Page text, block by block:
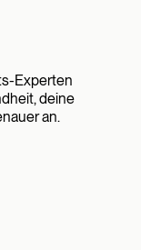
Experten
deine
an.